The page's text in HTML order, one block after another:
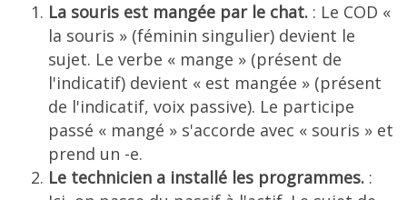
La souris est mangée par le chat. : Le COD «
la souris » (féminin singulier) devient le
sujet. Le verbe « mange » (présent de
l'indicatif) devient « est mangée » (présent
de l'indicatif, voix passive). Le participe
passé « mangé » s'accorde avec « souris » et
prend un -e.
Le technicien a installé les programmes. :